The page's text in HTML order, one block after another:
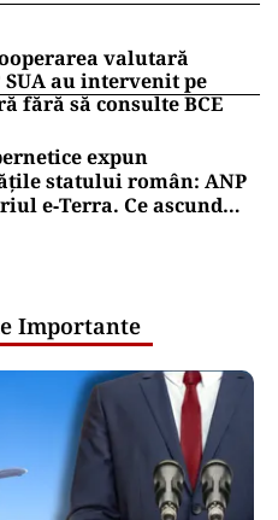
valutară
au intervenit pe
fără să consulte BCE
expun
statului român: ANP
e‑Terra. Ce ascund
Importante